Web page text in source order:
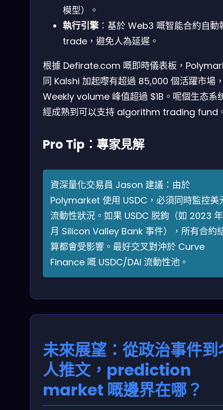
模型）。
執行引擎：基於 Web3 嘅智能合約自動
trade，避免人為延遲。
根據 Defirate.com 嘅即時儀表板，
同 Kalshi 加起嚟有超過 85,000 個活躍市場
Weekly volume 峰值超過 $1B。呢個生态系
經成熟到可以支持 algorithm trading fund
Pro Tip：專家見解
資深量化交易員 Jason 建議：由於
Polymarket 使用 USDC，必須同時監控美
流動性狀況。如果 USDC 脱鉤（如 2023
月 Silicon Valley Bank 事件），所有合約
算都會受影響。最好交叉對沖於 Curve
Finance 嘅 USDC/DAI 流動性池。
未來展望：從政治事件到
人推文，prediction
market 嘅邊界在哪？